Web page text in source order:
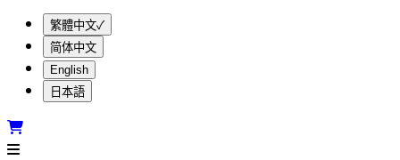
繁體中文✓
简体中文
English
日本語